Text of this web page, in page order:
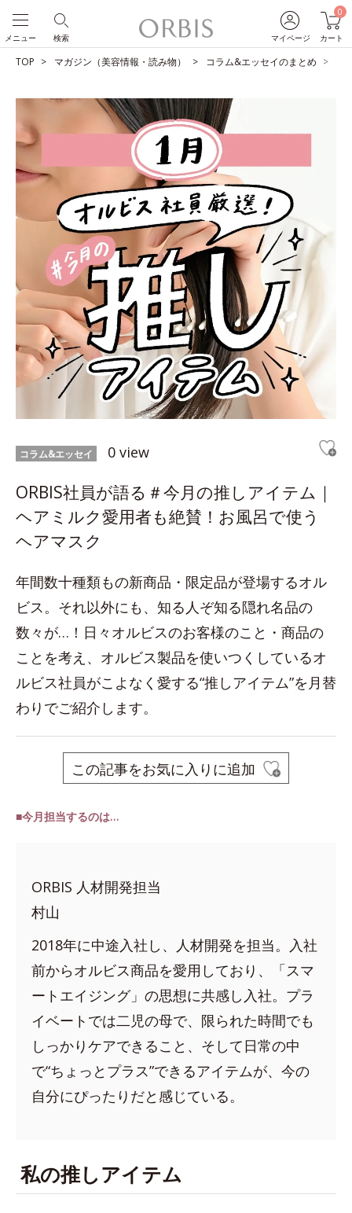
マイページ
0
カート
検索
メニュー
TOP マガジン（美容情報・読み物） コラム&エッセイのまとめ
コラム&エッセイ 0 view
ORBIS社員が語る＃今月の推しアイテム｜
ヘアミルク愛用者も絶賛！お風呂で使う
ヘアマスク
年間数十種類もの新商品・限定品が登場するオル
ビス。それ以外にも、知る人ぞ知る隠れ名品の
数々が…！日々オルビスのお客様のこと・商品の
ことを考え、オルビス製品を使いつくしているオ
ルビス社員がこよなく愛する“推しアイテム”を月替
わりでご紹介します。
この記事をお気に入りに追加
■今月担当するのは…
ORBIS 人材開発担当
村山
2018年に中途入社し、人材開発を担当。入社
前からオルビス商品を愛用しており、「スマ
ートエイジング」の思想に共感し入社。プラ
イベートでは二児の母で、限られた時間でも
しっかりケアできること、そして日常の中
で“ちょっとプラス”できるアイテムが、今の
自分にぴったりだと感じている。
私の推しアイテム